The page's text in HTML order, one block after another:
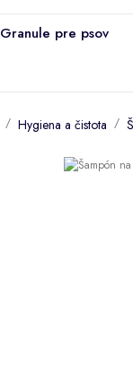
Granule pre psov
Hygiena a čistota